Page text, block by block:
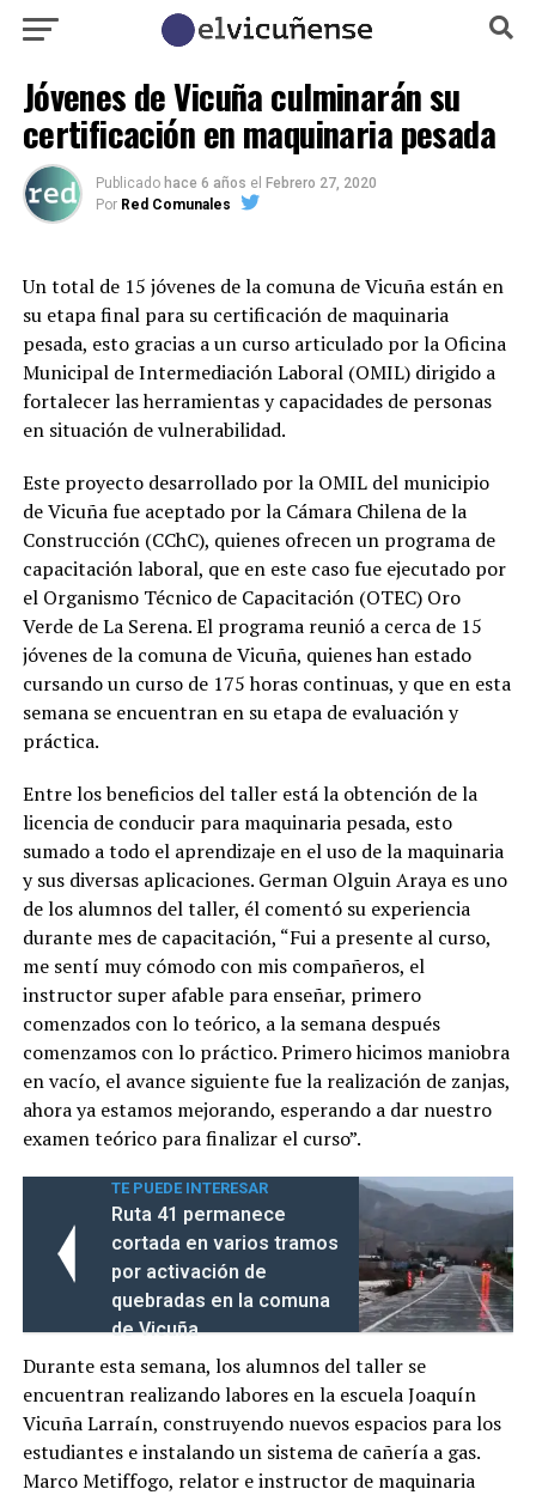
Jóvenes de Vicuña culminarán su
certificación en maquinaria pesada
Publicado hace 6 años el Febrero 27, 2020
Por Red Comunales
Un total de 15 jóvenes de la comuna de Vicuña están en
su etapa final para su certificación de maquinaria
pesada, esto gracias a un curso articulado por la Oficina
Municipal de Intermediación Laboral (OMIL) dirigido a
fortalecer las herramientas y capacidades de personas
en situación de vulnerabilidad.
Este proyecto desarrollado por la OMIL del municipio
de Vicuña fue aceptado por la Cámara Chilena de la
Construcción (CChC), quienes ofrecen un programa de
capacitación laboral, que en este caso fue ejecutado por
el Organismo Técnico de Capacitación (OTEC) Oro
Verde de La Serena. El programa reunió a cerca de 15
jóvenes de la comuna de Vicuña, quienes han estado
cursando un curso de 175 horas continuas, y que en esta
semana se encuentran en su etapa de evaluación y
práctica.
Entre los beneficios del taller está la obtención de la
licencia de conducir para maquinaria pesada, esto
sumado a todo el aprendizaje en el uso de la maquinaria
y sus diversas aplicaciones. German Olguin Araya es uno
de los alumnos del taller, él comentó su experiencia
durante mes de capacitación, “Fui a presente al curso,
me sentí muy cómodo con mis compañeros, el
instructor super afable para enseñar, primero
comenzados con lo teórico, a la semana después
comenzamos con lo práctico. Primero hicimos maniobra
en vacío, el avance siguiente fue la realización de zanjas,
ahora ya estamos mejorando, esperando a dar nuestro
examen teórico para finalizar el curso”.
TE PUEDE INTERESAR
Ruta 41 permanece
cortada en varios tramos
por activación de
quebradas en la comuna
de Vicuña
Durante esta semana, los alumnos del taller se
encuentran realizando labores en la escuela Joaquín
Vicuña Larraín, construyendo nuevos espacios para los
estudiantes e instalando un sistema de cañería a gas.
Marco Metiffogo, relator e instructor de maquinaria